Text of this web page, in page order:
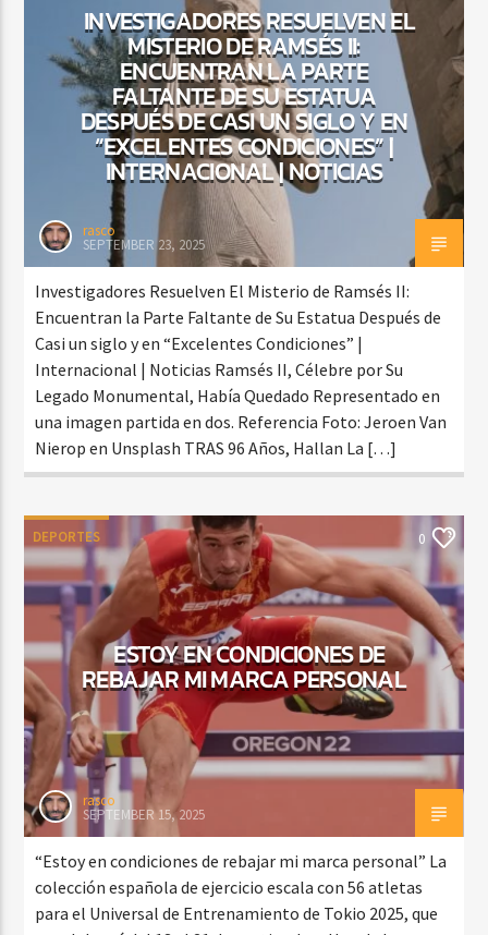
INVESTIGADORES RESUELVEN EL
MISTERIO DE RAMSÉS II:
ENCUENTRAN LA PARTE
FALTANTE DE SU ESTATUA
DESPUÉS DE CASI UN SIGLO Y EN
“EXCELENTES CONDICIONES” |
INTERNACIONAL | NOTICIAS
rasco
SEPTEMBER 23, 2025
Investigadores Resuelven El Misterio de Ramsés II:
Encuentran la Parte Faltante de Su Estatua Después de
Casi un siglo y en “Excelentes Condiciones” |
Internacional | Noticias Ramsés II, Célebre por Su
Legado Monumental, Había Quedado Representado en
una imagen partida en dos. Referencia Foto: Jeroen Van
Nierop en Unsplash TRAS 96 Años, Hallan La […]
DEPORTES 0
ESTOY EN CONDICIONES DE
REBAJAR MI MARCA PERSONAL
rasco
SEPTEMBER 15, 2025
“Estoy en condiciones de rebajar mi marca personal” La
colección española de ejercicio escala con 56 atletas
para el Universal de Entrenamiento de Tokio 2025, que